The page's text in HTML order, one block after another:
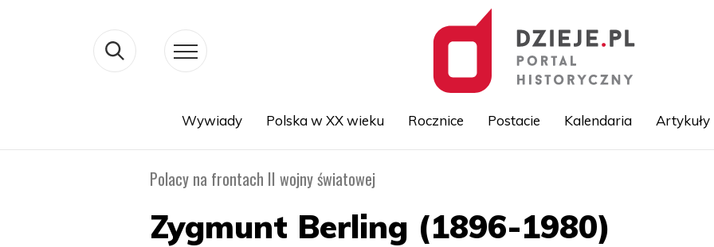
Wywiady Polska w XX wieku Rocznice Postacie Kalendaria Artykuły
Polacy na frontach II wojny światowej
Zygmunt Berling (1896-1980)